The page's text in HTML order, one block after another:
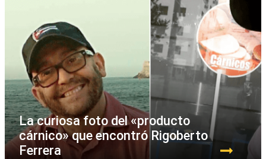
La curiosa foto del «producto
cárnico» que encontró Rigoberto
Ferrera